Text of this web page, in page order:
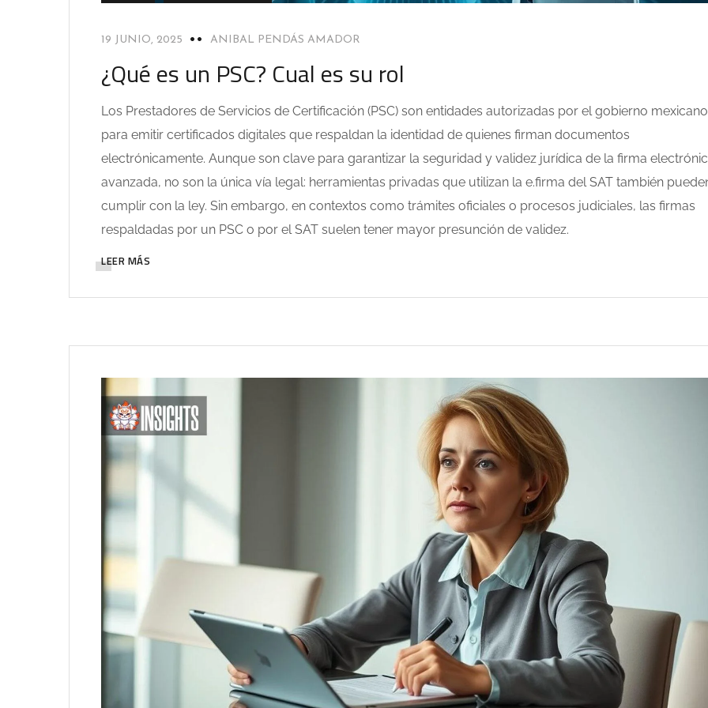
19 JUNIO, 2025 ANIBAL PENDÁS AMADOR
¿Qué es un PSC? Cual es su rol
Los Prestadores de Servicios de Certificación (PSC) son entidades autorizadas por el gobierno mexicano
para emitir certificados digitales que respaldan la identidad de quienes firman documentos
electrónicamente. Aunque son clave para garantizar la seguridad y validez jurídica de la firma
avanzada, no son la única vía legal: herramientas privadas que utilizan la e.firma del SAT también
cumplir con la ley. Sin embargo, en contextos como trámites oficiales o procesos judiciales, las firmas
respaldadas por un PSC o por el SAT suelen tener mayor presunción de validez.
LEER MÁS